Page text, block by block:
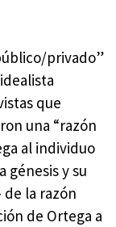
privado”
que
una “razón
al individuo
génesis y su
la razón
de Ortega a